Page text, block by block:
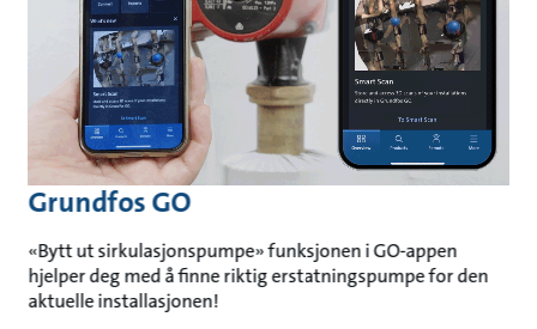
Grundfos GO
«Bytt ut sirkulasjonspumpe» funksjonen i GO-appen
hjelper deg med å finne riktig erstatningspumpe for den
aktuelle installasjonen!